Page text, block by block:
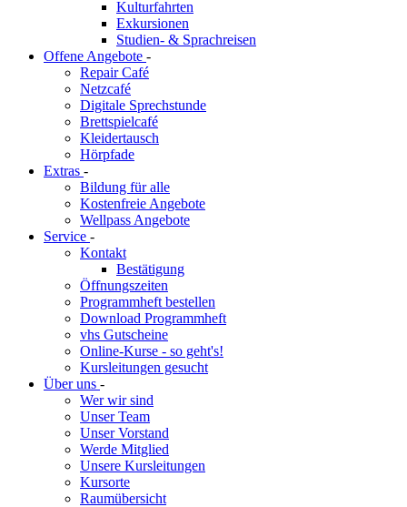
Kulturfahrten
Exkursionen
Studien- & Sprachreisen
Offene Angebote -
Repair Café
Netzcafé
Digitale Sprechstunde
Brettspielcafé
Kleidertausch
Hörpfade
Extras -
Bildung für alle
Kostenfreie Angebote
Wellpass Angebote
Service -
Kontakt
Bestätigung
Öffnungszeiten
Programmheft bestellen
Download Programmheft
vhs Gutscheine
Online-Kurse - so geht's!
Kursleitungen gesucht
Über uns -
Wer wir sind
Unser Team
Unser Vorstand
Werde Mitglied
Unsere Kursleitungen
Kursorte
Raumübersicht